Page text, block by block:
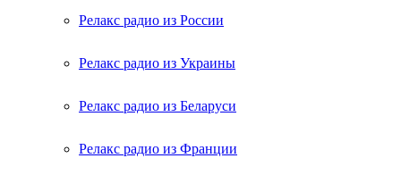
Релакс радио из России
Релакс радио из Украины
Релакс радио из Беларуси
Релакс радио из Франции